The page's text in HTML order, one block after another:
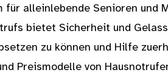
alleinlebende Senioren und
bietet Sicherheit und
zu können und Hilfe
Preismodelle von